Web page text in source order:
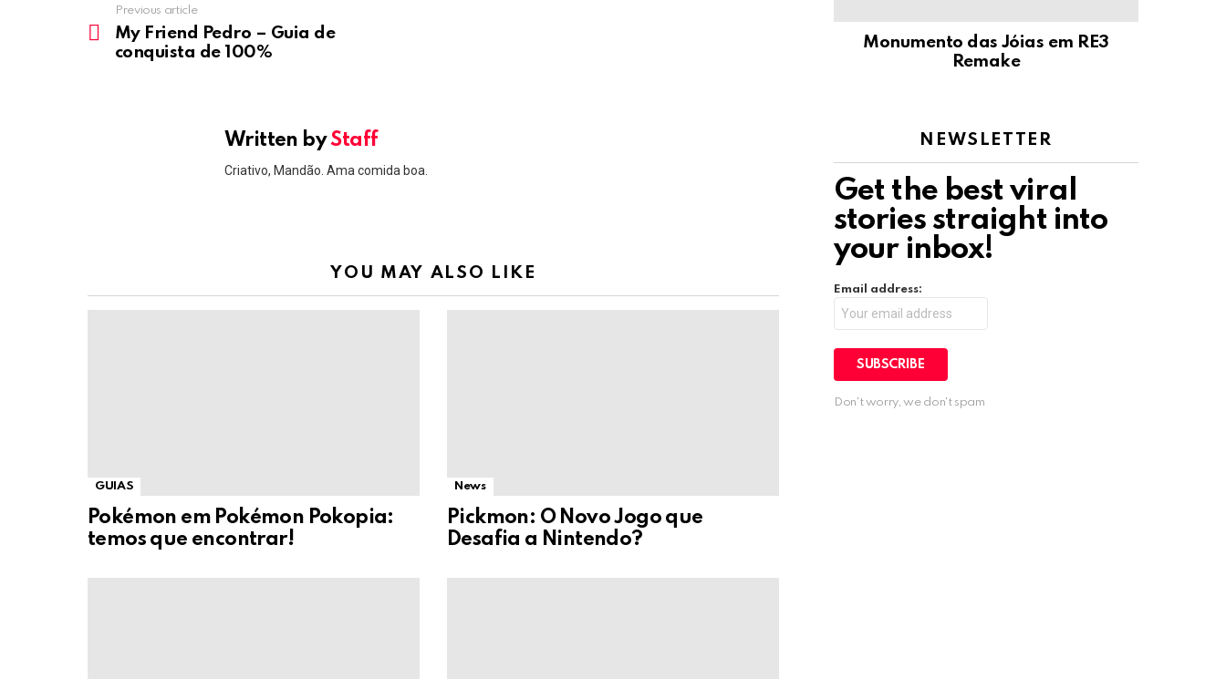
more
Previous article
My Friend Pedro – Guia de
conquista de 100%
Written byStaff
Criativo, Mandão. Ama comida boa.
YOU MAY ALSO LIKE
GUIAS
Pokémon em Pokémon Pokopia:
temos que encontrar!
News
Pickmon: O Novo Jogo que
Desafia a Nintendo?
Monumento das Jóias em RE3
Remake
NEWSLETTER
Get the best viral
stories straight into
your inbox!
Email address:
Don't worry, we don't spam